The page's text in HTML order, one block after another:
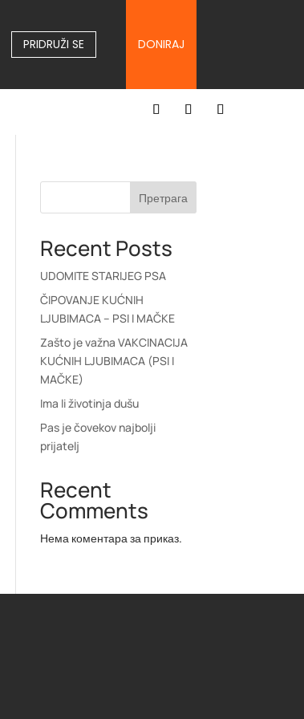
PRIDRUŽI SE DONIRAJ
Претрага
Recent Posts
UDOMITE STARIJEG PSA
ČIPOVANJE KUĆNIH
LJUBIMACA – PSI I MAČKE
Zašto je važna VAKCINACIJA
KUĆNIH LJUBIMACA (PSI I
MAČKE)
Ima li životinja dušu
Pas je čovekov najbolji
prijatelj
Recent
Comments
Нема коментара за приказ.